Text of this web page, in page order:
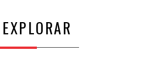
EXPLORAR